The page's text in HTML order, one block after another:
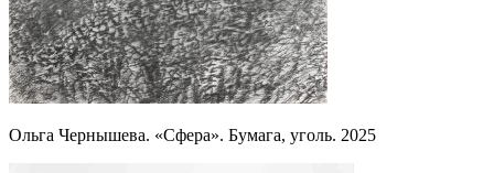
Ольга Чернышева. «Сфера». Бумага, уголь. 2025